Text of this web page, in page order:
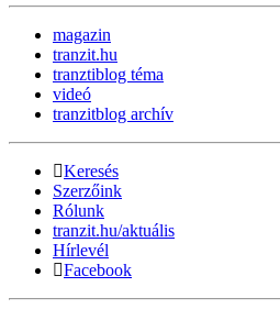
magazin
tranzit.hu
tranztiblog téma
videó
tranzitblog archív
Keresés
Szerzőink
Rólunk
tranzit.hu/aktuális
Hírlevél
Facebook